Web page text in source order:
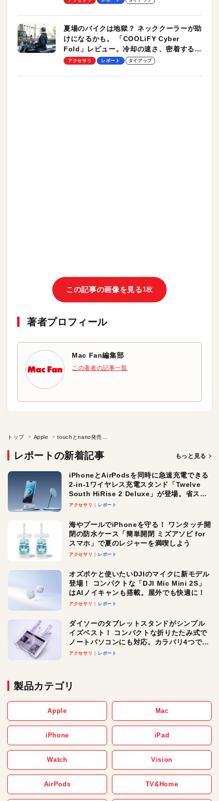
夏場のバイクは地獄？ ネッククーラーが助
けになるかも。 「COOLiFY Cyber
Fold」レビュー。冷却の速さ、密着する冷
却プレート、シンプルな操作性がグッド！
アクセサリ レポート タイアップ
この記事の画像を見る1枚
著者プロフィール
Mac Fan編集部
この著者の記事一覧
トップ Apple
レポートの新着記事 もっと見る
iPhoneとAirPodsを同時に急速充電できる
2-in-1ワイヤレス充電スタンド「Twelve
South HiRise 2 Deluxe」が登場。省スペ
ースでおしゃれに充電したい人にオスス
アクセサリ レポート
海やプールでiPhoneを守る！ ワンタッチ開
閉の防水ケース「簡単開閉 ミズアソビ for
スマホ」で夏のレジャーを満喫しよう
アクセサリ レポート
オズポケと使いたいDJIのマイクに新モデル
登場！ コンパクトな「DJI Mic Mini 2S」
はAIノイキャンも搭載。屋外でも快適に！
アクセサリ レポート
ダイソーのタブレットスタンドがシンプル
イズベスト！ コンパクトな折りたたみ式で
ノートパソコンにも対応。カラバリ4つで選
べる楽しさも
アクセサリ レポート
製品カテゴリ
Apple Mac
iPhone iPad
Watch Vision
AirPods TV&Home